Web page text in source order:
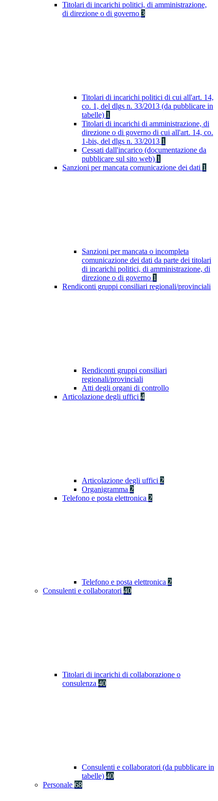
Titolari di incarichi politici, di amministrazione,
di direzione o di governo 3
Titolari di incarichi politici di cui all'art. 14,
co. 1, del dlgs n. 33/2013 (da pubblicare in
tabelle) 1
Titolari di incarichi di amministrazione, di
direzione o di governo di cui all'art. 14, co.
1-bis, del dlgs n. 33/2013 1
Cessati dall'incarico (documentazione da
pubblicare sul sito web) 1
Sanzioni per mancata comunicazione dei dati 1
Sanzioni per mancata o incompleta
comunicazione dei dati da parte dei titolari
di incarichi politici, di amministrazione, di
direzione o di governo 1
Rendiconti gruppi consiliari regionali/provinciali
Rendiconti gruppi consiliari
regionali/provinciali
Atti degli organi di controllo
Articolazione degli uffici 4
Articolazione degli uffici 2
Organigramma 2
Telefono e posta elettronica 2
Telefono e posta elettronica 2
Consulenti e collaboratori 40
Titolari di incarichi di collaborazione o
consulenza 40
Consulenti e collaboratori (da pubblicare in
tabelle) 40
Personale 68